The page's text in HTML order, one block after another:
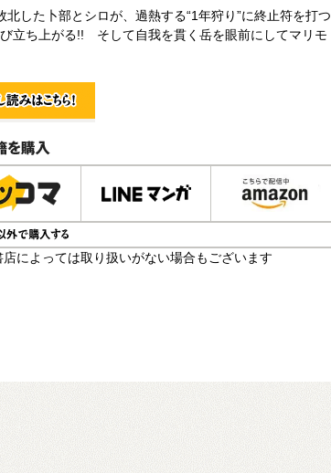
北した卜部とシロが、過熱する“1年狩り”に終止符を打つ
立ち上がる!! そして自我を貫く岳を眼前にしてマリモ
購入
によっては取り扱いがない場合もございます